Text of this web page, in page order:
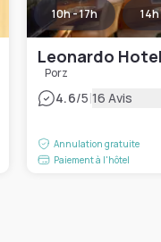
10h - 17h
Leonardo
Porz
4.6/5|16 Avis
Annulation gratuite
Paiement à l'hôtel